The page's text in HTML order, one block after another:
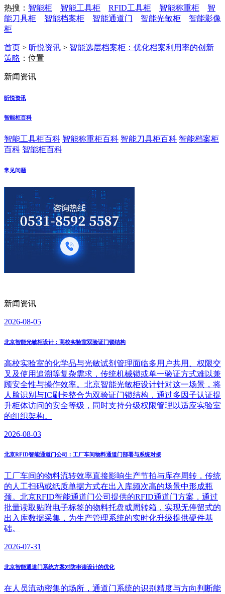
热搜： 智能柜 智能工具柜 RFID工具柜 智能称重柜
智
能刀具柜
智能档案柜 智能通道门 智能光敏柜
智能影像
柜
首页 > 昕悦资讯 > 智能选层档案柜：优化档案利用率的创新
策略 ：位置
新闻资讯
昕悦资讯
智能柜百科
智能工具柜百科 智能称重柜百科 智能刀具柜百科 智能档案柜
百科 智能柜百科
常见问题
新闻资讯
2026-08-05
北京智能光敏柜设计：高校实验室双验证门锁结构
高校实验室的化学品与光敏试剂管理面临多用户共用、权限交
叉及使用追溯等复杂需求，传统机械锁或单一验证方式难以兼
顾安全性与操作效率。北京智能光敏柜设计针对这一场景，将
人脸识别与IC刷卡整合为双验证门锁结构，通过多因子认证提
升柜体访问的安全等级，同时支持分级权限管理以适应实验室
的组织架构。
2026-08-03
北京RFID智能通道门公司：工厂车间物料通道门部署与系统对接
工厂车间的物料流转效率直接影响生产节拍与库存周转，传统
的人工扫码或纸质单据方式在出入库频次高的场景中形成瓶
颈。北京RFID智能通道门公司提供的RFID通道门方案，通过
批量读取贴附电子标签的物料托盘或周转箱，实现无停留式的
出入库数据采集，为生产管理系统的实时化升级提供硬件基
础。
2026-07-31
北京智能通道门系统方案对防串读设计的优化
在人员流动密集的场所，通道门系统的识别精度与方向判断能